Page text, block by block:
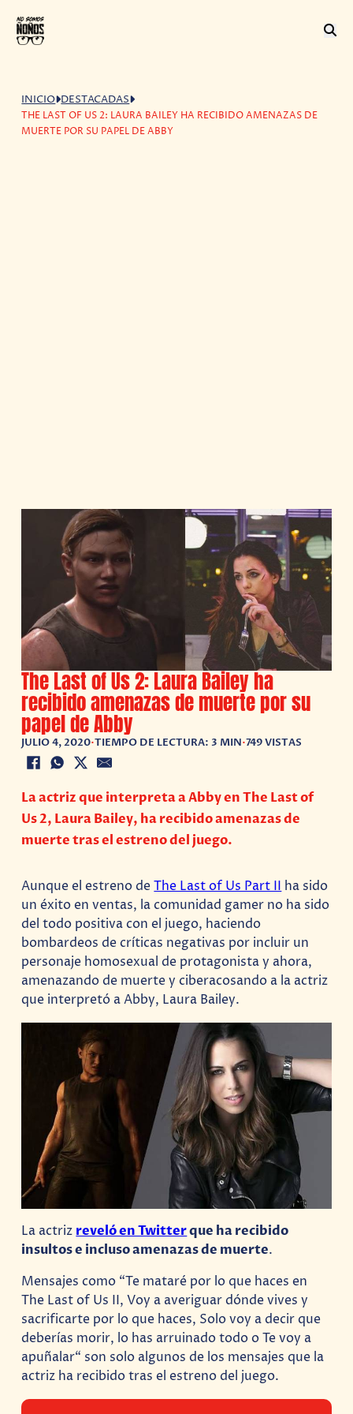
INICIO DESTACADAS
THE LAST OF US 2: LAURA BAILEY HA RECIBIDO AMENAZAS DE
MUERTE POR SU PAPEL DE ABBY
The Last of Us 2: Laura Bailey ha
recibido amenazas de muerte por su
papel de Abby
JULIO 4, 2020•TIEMPO DE LECTURA: 3 MIN•749 VISTAS
La actriz que interpreta a Abby en The Last of
Us 2, Laura Bailey, ha recibido amenazas de
muerte tras el estreno del juego.
Aunque el estreno deThe Last of Us Part II ha sido
un éxito en ventas, la comunidad gamer no ha sido
del todo positiva con el juego, haciendo
bombardeos de críticas negativas por incluir un
personaje homosexual de protagonista y ahora,
amenazando de muerte y ciberacosando a la actriz
que interpretó a Abby, Laura Bailey.
La actriz reveló en Twitterque ha recibido
insultos e incluso amenazas de muerte.
Mensajes como “Te mataré por lo que haces en
The Last of Us II, Voy a averiguar dónde vives y
sacrificarte por lo que haces, Solo voy a decir que
deberías morir, lo has arruinado todo o Te voy a
apuñalar“ son solo algunos de los mensajes que la
actriz ha recibido tras el estreno del juego.